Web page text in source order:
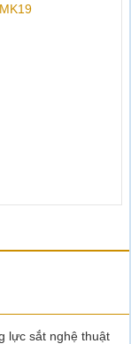
lực sắt nghệ thuật